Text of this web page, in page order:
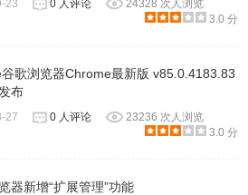
23 0 人评论
24328 次人浏览
3.0 分
歌浏览器Chrome最新版 v85.0.4183.83
布
27 0 人评论
23236 次人浏览
3.0 分
器新增“扩展管理”功能